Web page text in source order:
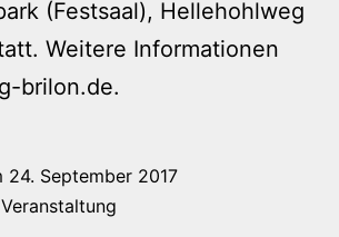
(Festsaal), Hellehohlweg
Weitere Informationen
brilon.de.
24. September 2017
Veranstaltung